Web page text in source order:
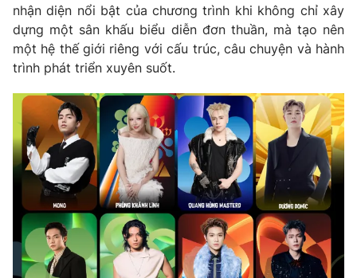
Tổng Biên tập:Vũ Thanh Thủy
Phó Tổng Biên tập:Nguyễn Thị Mỹ Hạnh, Phạm Quốc Thắng,
Nguyễn Trọng Ninh
Tổng đài VTV:024.38 355 931 - 024.38 355 932
Ðiện thoại Thời báo VTV:024.66 897 897
Email: toasoan@vtv.vn
Liên hệ quảng cáo:024-7300.7108
nhận diện nổi bật của chương trình khi không chỉ xây
dựng một sân khấu biểu diễn đơn thuần, mà tạo nên
một hệ thế giới riêng với cấu trúc, câu chuyện và hành
trình phát triển xuyên suốt.